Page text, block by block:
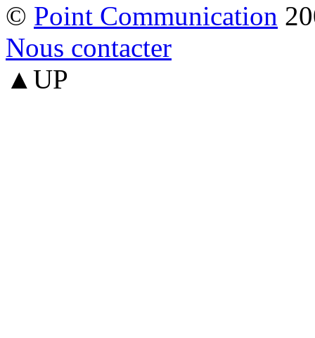
© Point Communication
Nous contacter
▲UP